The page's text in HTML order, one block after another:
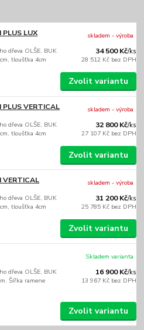
LUX
dřeva OLŠE, BUK
tloušťka 4cm
34 500 Kč/ks
28 512 Kč bez DPH
skladem - výroba
Zvolit variantu
VERTICAL
dřeva OLŠE, BUK
tloušťka 4cm
32 800 Kč/ks
27 107 Kč bez DPH
skladem - výroba
Zvolit variantu
VERTICAL
dřeva OLŠE, BUK
tloušťka 4cm
31 200 Kč/ks
25 785 Kč bez DPH
skladem - výroba
Zvolit variantu
dřeva OLŠE, BUK
Šířka ramene
16 900 Kč/ks
13 967 Kč bez DPH
Skladem varianta
Zvolit variantu